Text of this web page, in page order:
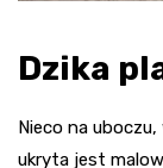
Dzika
Nieco na
ukryta jest